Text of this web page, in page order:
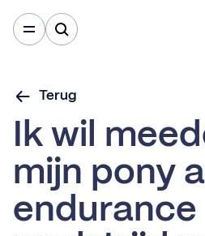
Terug
Ik wil
mijn pony
endurance